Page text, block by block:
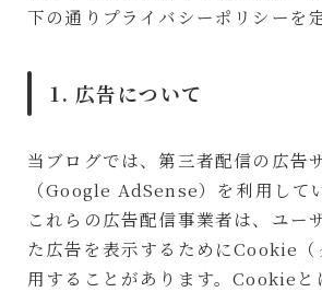
下の通りプライバシーポリシーを
1. 広告について
当ブログでは、第三者配信の広告
（Google AdSense）を利用して
これらの広告配信事業者は、ユー
た広告を表示するためにCookie（
用することがあります。Cookieと